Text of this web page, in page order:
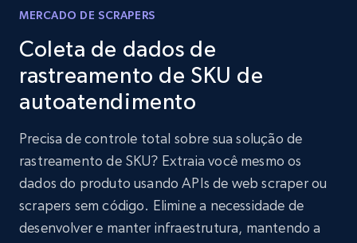
MERCADO DE SCRAPERS
Coleta de dados de
rastreamento de SKU de
autoatendimento
Precisa de controle total sobre sua solução de
rastreamento de SKU? Extraia você mesmo os
dados do produto usando APIs de web scraper ou
scrapers sem código. Elimine a necessidade de
desenvolver e manter infraestrutura, mantendo a